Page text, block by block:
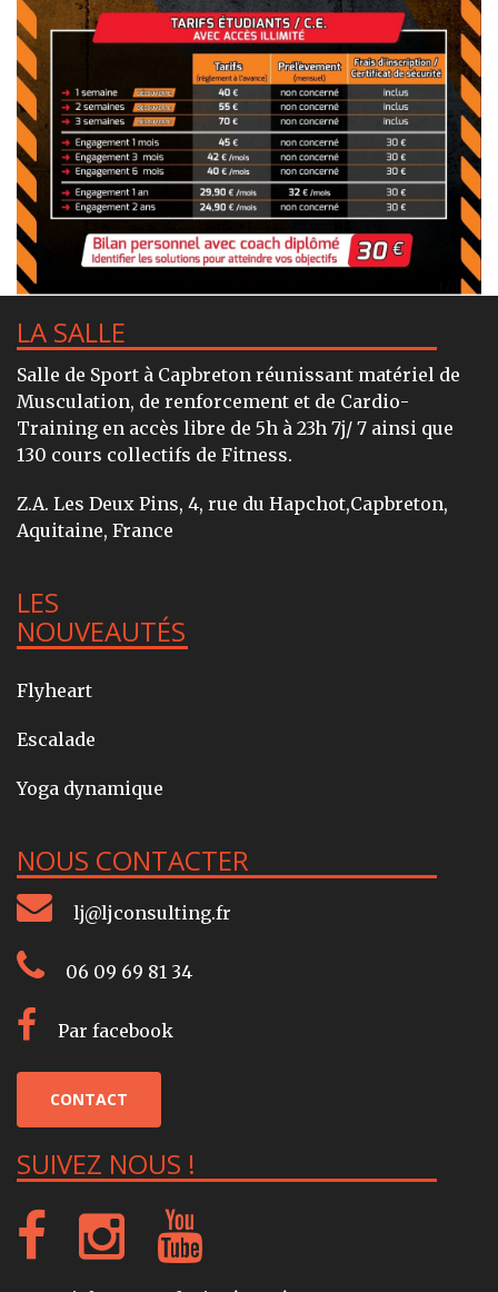
LA SALLE
Salle de Sport à Capbreton réunissant matériel de
Musculation, de renforcement et de Cardio-
Training en accès libre de 5h à 23h 7j/ 7 ainsi que
130 cours collectifs de Fitness.
Z.A. Les Deux Pins, 4, rue du Hapchot,Capbreton,
Aquitaine, France
LES
NOUVEAUTÉS
Flyheart
Escalade
Yoga dynamique
NOUS CONTACTER
lj@ljconsulting.fr
06 09 69 81 34
Par facebook
CONTACT
SUIVEZ NOUS !